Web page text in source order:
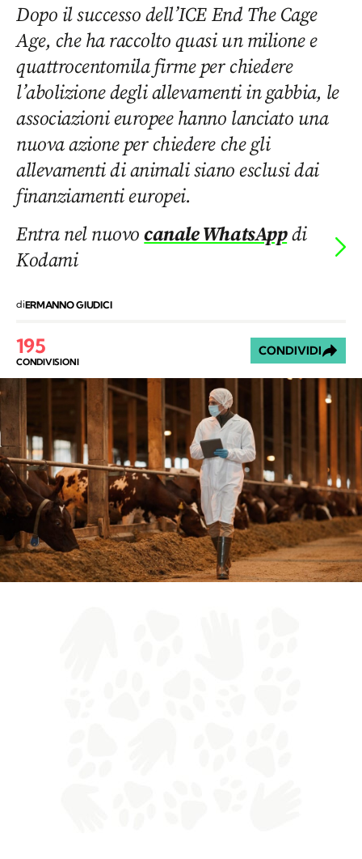
Dopo il successo dell’ICE End The Cage
Age, che ha raccolto quasi un milione e
quattrocentomila firme per chiedere
l’abolizione degli allevamenti in gabbia, le
associazioni europee hanno lanciato una
nuova azione per chiedere che gli
allevamenti di animali siano esclusi dai
finanziamenti europei.
Entra nel nuovocanale WhatsAppdi
Kodami
diERMANNO GIUDICI
195
CONDIVISIONI
CONDIVIDI